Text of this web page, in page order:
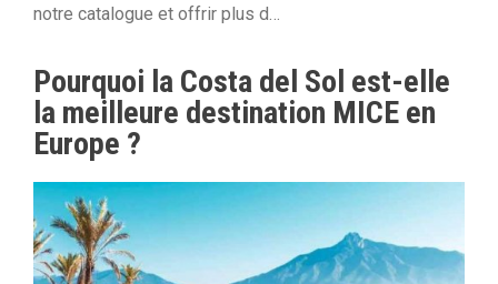
notre catalogue et offrir plus d…
Pourquoi la Costa del Sol est-elle
la meilleure destination MICE en
Europe ?